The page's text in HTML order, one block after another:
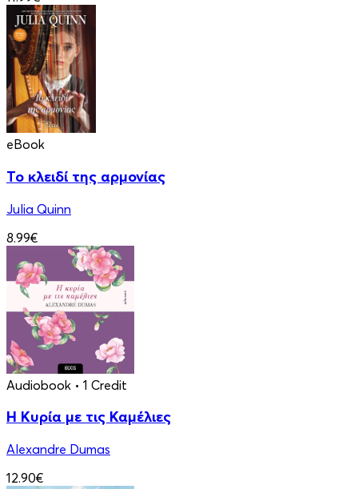
eBook
Το κλειδί της αρμονίας
Julia Quinn
8.99€
Audiobook • 1 Credit
Η Κυρία με τις Καμέλιες
Alexandre Dumas
12.90€